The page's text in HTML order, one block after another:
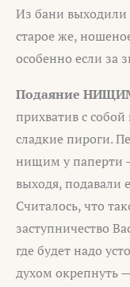
Из бани
старое же,
особенно если за
Подаяние
прихватив с
сладкие пироги.
нищим у паперти
выходя,
Считалось, что
заступничество
где будет надо
духом окрепнуть